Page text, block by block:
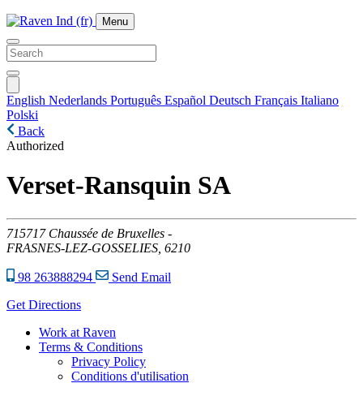
Menu
English Nederlands Português Español Deutsch Français Italiano
Polski
Back
Authorized
Verset-Ransquin SA
715717 Chaussée de Bruxelles -
FRASNES-LEZ-GOSSELIES, 6210
98 263888294
Send Email
Get Directions
Work at Raven
Terms & Conditions
Privacy Policy
Conditions d'utilisation